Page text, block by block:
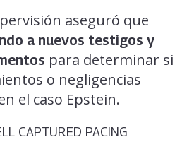
aseguró que
a nuevos testigos y
para determinar si
o negligencias
el caso Epstein.
CAPTURED PACING